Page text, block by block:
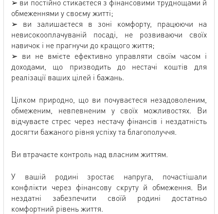
➢ ви постійно стикаєтеся з фінансовими труднощами й
обмеженнями у своєму житті;
➢ ви залишаєтеся в зоні комфорту, працюючи на
невисокооплачуваній посаді, не розвиваючи своїх
навичок і не прагнучи до кращого життя;
➢ ви не вмієте ефективно управляти своїм часом і
доходами, що призводить до нестачі коштів для
реалізації ваших цілей і бажань.
Цілком природно, що ви почуваєтеся незадоволеним,
обмеженим, невпевненим у своїх можливостях. Ви
відчуваєте стрес через нестачу фінансів і нездатність
досягти бажаного рівня успіху та благополуччя.
Ви втрачаєте контроль над власним життям.
У вашій родині зростає напруга, почастішали
конфлікти через фінансову скруту й обмеження. Ви
нездатні забезпечити своїй родині достатньо
комфортний рівень життя.